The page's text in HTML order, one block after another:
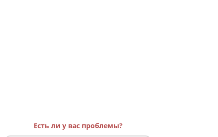
Есть ли у вас проблемы?